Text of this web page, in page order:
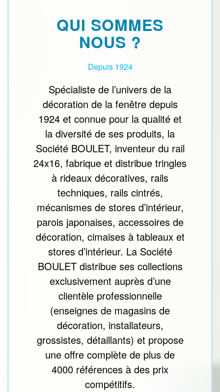
QUI SOMMES
NOUS ?
Depuis 1924
Spécialiste de l’univers de la
décoration de la fenêtre depuis
1924 et connue pour la qualité et
la diversité de ses produits, la
Société BOULET, inventeur du rail
24x16, fabrique et distribue tringles
à rideaux décoratives, rails
techniques, rails cintrés,
mécanismes de stores d’intérieur,
parois japonaises, accessoires de
décoration, cimaises à tableaux et
stores d’intérieur. La Société
BOULET distribue ses collections
exclusivement auprès d’une
clientèle professionnelle
(enseignes de magasins de
décoration, installateurs,
grossistes, détaillants) et propose
une offre complète de plus de
4000 références à des prix
compétitifs.